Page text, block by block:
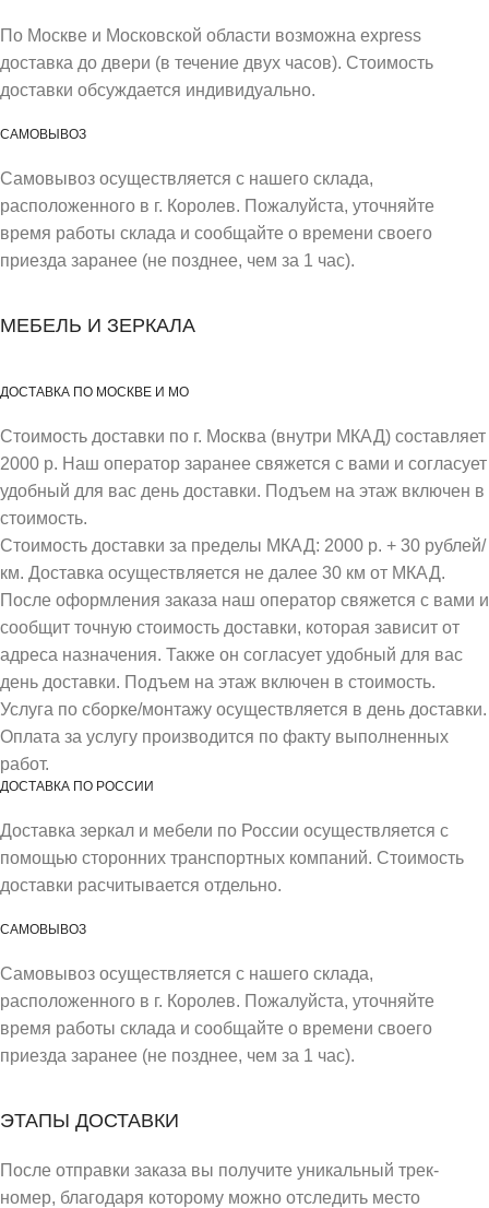
По Москве и Московской области возможна express
доставка до двери (в течение двух часов). Стоимость
доставки обсуждается индивидуально.
САМОВЫВОЗ
Самовывоз осуществляется с нашего склада,
расположенного в г. Королев. Пожалуйста, уточняйте
время работы склада и сообщайте о времени своего
приезда заранее (не позднее, чем за 1 час).
МЕБЕЛЬ И ЗЕРКАЛА
ДОСТАВКА ПО МОСКВЕ И МО
Стоимость доставки по г. Москва (внутри МКАД) составляет
2000 р. Наш оператор заранее свяжется с вами и согласует
удобный для вас день доставки. Подъем на этаж включен в
стоимость.
Стоимость доставки за пределы МКАД: 2000 р. + 30 рублей/
км. Доставка осуществляется не далее 30 км от МКАД.
После оформления заказа наш оператор свяжется с вами и
сообщит точную стоимость доставки, которая зависит от
адреса назначения. Также он согласует удобный для вас
день доставки. Подъем на этаж включен в стоимость.
Услуга по сборке/монтажу осуществляется в день доставки.
Оплата за услугу производится по факту выполненных
работ.
ДОСТАВКА ПО РОССИИ
Доставка зеркал и мебели по России осуществляется с
помощью сторонних транспортных компаний. Стоимость
доставки расчитывается отдельно.
САМОВЫВОЗ
Самовывоз осуществляется с нашего склада,
расположенного в г. Королев. Пожалуйста, уточняйте
время работы склада и сообщайте о времени своего
приезда заранее (не позднее, чем за 1 час).
ЭТАПЫ ДОСТАВКИ
После отправки заказа вы получите уникальный трек-
номер, благодаря которому можно отследить место